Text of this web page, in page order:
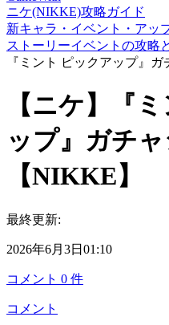
ニケ(NIKKE)攻略ガイド
新キャラ・イベント・アッ
ストーリーイベントの攻略
『ミント ピックアップ』
【ニケ】『
ップ』ガチ
【NIKKE】
最終更新:
2026年6月3日01:10
コメント 0 件
コメント